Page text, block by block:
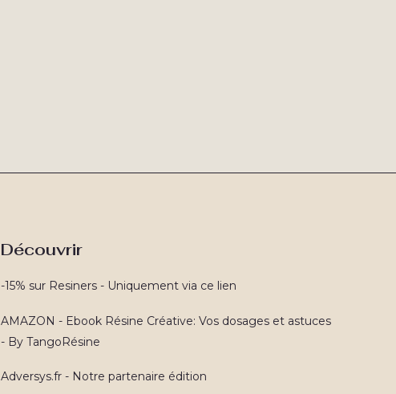
Découvrir
-15% sur Resiners - Uniquement via ce lien
AMAZON - Ebook Résine Créative: Vos dosages et astuces
- By TangoRésine
Adversys.fr - Notre partenaire édition